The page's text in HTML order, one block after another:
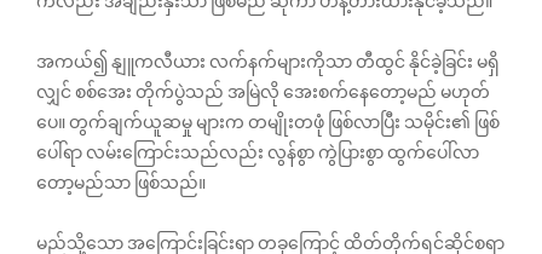
အကယ်၍ နျူကလီယား လက်နက်များကိုသာ တီထွင် နိုင်ခဲ့ခြင်း မရှိ
လျှင် စစ်အေး တိုက်ပွဲသည် အမြဲလို အေးစက်နေတော့မည် မဟုတ်
ပေ။ တွက်ချက်ယူဆမှု များက တမျိုးတဖုံ ဖြစ်လာပြီး သမိုင်း၏ ဖြစ်
ပေါ်ရာ လမ်းကြောင်းသည်လည်း လွန်စွာ ကွဲပြားစွာ ထွက်ပေါ်လာ
တော့မည်သာ ဖြစ်သည်။
မည်သို့သော အကြောင်းခြင်းရာ တခုကြောင့် ထိတ်တိုက်ရင်ဆိုင်စရာ